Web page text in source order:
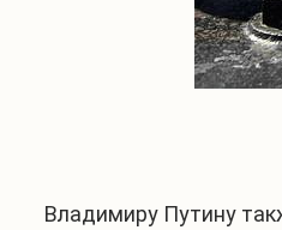
Владимиру Путину